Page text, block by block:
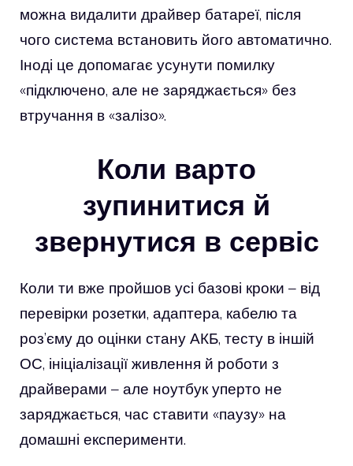
можна видалити драйвер батареї, після
чого система встановить його автоматично.
Іноді це допомагає усунути помилку
«підключено, але не заряджається» без
втручання в «залізо».
Коли варто
зупинитися й
звернутися в сервіс
Коли ти вже пройшов усі базові кроки – від
перевірки розетки, адаптера, кабелю та
роз’єму до оцінки стану АКБ, тесту в іншій
ОС, ініціалізації живлення й роботи з
драйверами – але ноутбук уперто не
заряджається, час ставити «паузу» на
домашні експерименти.